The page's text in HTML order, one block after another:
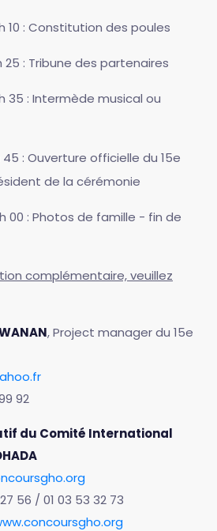
h 10 : Constitution des poules
h 25 : Tribune des partenaires
h 35 : Intermède musical ou
45 : Ouverture officielle du 15e
de la cérémonie
00 : Photos de famille - fin de
complémentaire, veuillez
, Project manager du 15e
92
du Comité International
56 / 01 03 53 32 73